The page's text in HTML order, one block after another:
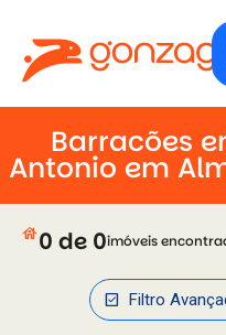
Barracões
Antonio em
house0 de 0imóveis
check_box Filtro